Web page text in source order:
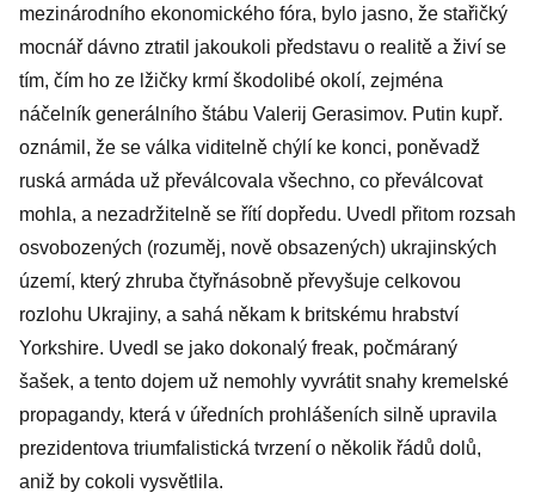
mezinárodního ekonomického fóra, bylo jasno, že stařičký
mocnář dávno ztratil jakoukoli představu o realitě a živí se
tím, čím ho ze lžičky krmí škodolibé okolí, zejména
náčelník generálního štábu Valerij Gerasimov. Putin kupř.
oznámil, že se válka viditelně chýlí ke konci, poněvadž
ruská armáda už převálcovala všechno, co převálcovat
mohla, a nezadržitelně se řítí dopředu. Uvedl přitom rozsah
osvobozených (rozuměj, nově obsazených) ukrajinských
území, který zhruba čtyřnásobně převyšuje celkovou
rozlohu Ukrajiny, a sahá někam k britskému hrabství
Yorkshire. Uvedl se jako dokonalý freak, počmáraný
šašek, a tento dojem už nemohly vyvrátit snahy kremelské
propagandy, která v úředních prohlášeních silně upravila
prezidentova triumfalistická tvrzení o několik řádů dolů,
aniž by cokoli vysvětlila.